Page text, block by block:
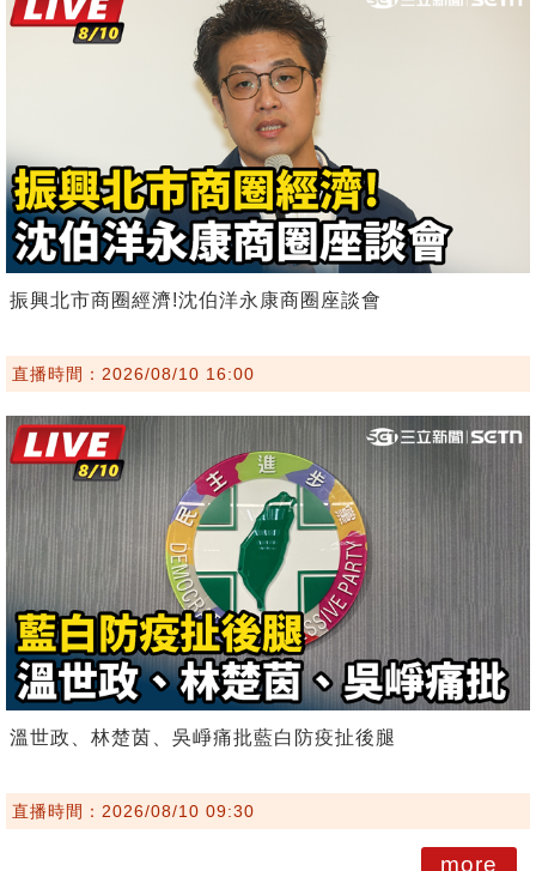
振興北市商圈經濟!沈伯洋永康商圈座談會
直播時間：2026/08/10 16:00
溫世政、林楚茵、吳崢痛批藍白防疫扯後腿
直播時間：2026/08/10 09:30
more